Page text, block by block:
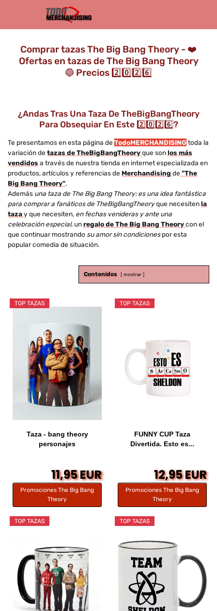
Comprar tazas The Big Bang Theory - ❤️
Ofertas en tazas de The Big Bang Theory
🔵 Precios 2️⃣0️⃣2️⃣6️⃣
¿Andas Tras Una Taza De TheBigBangTheory
Para Obsequiar En Este 2️⃣0️⃣2️⃣6️⃣?
Te presentamos en esta página de TodoMERCHANDISINGtoda la
variación de tazas de TheBigBangTheoryque sonlos más
vendidos a través de nuestra tienda en internet especializada en
productos, artículos y referencias de Merchandising de "The
Big Bang Theory".
Además una taza de The Big Bang Theory: es una idea fantástica
para comprar a fanáticos de TheBigBangTheoryque necesitenla
tazay que necesiten, en fechas venideras y ante una
celebración especial, unregalo de The Big Bang Theorycon el
que continuar mostrando su amor sin condicionespor esta
popular comedia de situación.
Contenidos mostrar
TOP TAZAS
Taza - bang theory
personajes
11,95 EUR
Promociones The Big Bang
Theory
TOP TAZAS
FUNNY CUP Taza
Divertida. Esto es...
12,95 EUR
Promociones The Big Bang
Theory
TOP TAZAS TOP TAZAS